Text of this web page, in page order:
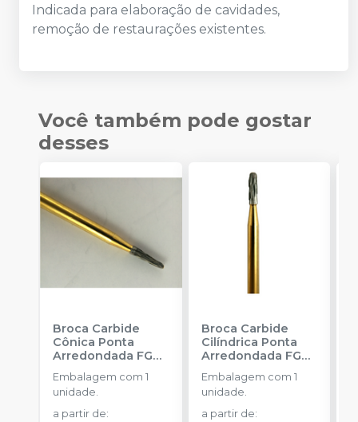
Indicada para elaboração de cavidades,
remoção de restaurações existentes.
Você também pode gostar
desses
Broca Carbide
Cônica Ponta
Arredondada FG
- JET
Embalagem com 1
unidade.
a partir de:
Broca Carbide
Cilíndrica Ponta
Arredondada FG
- JET
Embalagem com 1
unidade.
a partir de: